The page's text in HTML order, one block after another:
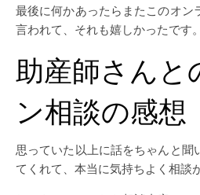
最後に何かあったらまたこのオン
言われて、それも嬉しかったです。
助産師さんと
ン相談の感想
思っていた以上に話をちゃんと聞
てくれて、本当に気持ちよく相談